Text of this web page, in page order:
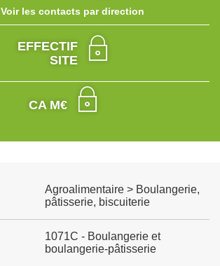
Voir les contacts par direction
EFFECTIF
SITE
CA M€
Agroalimentaire > Boulangerie,
pâtisserie, biscuiterie
1071C - Boulangerie et
boulangerie-pâtisserie